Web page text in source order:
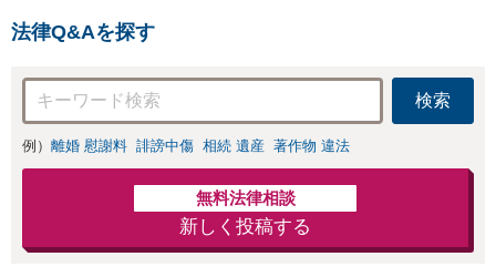
法律Q&Aを探す
検索
例） 離婚 慰謝料 誹謗中傷 相続 遺産 著作物 違法
無料法律相談
新しく投稿する